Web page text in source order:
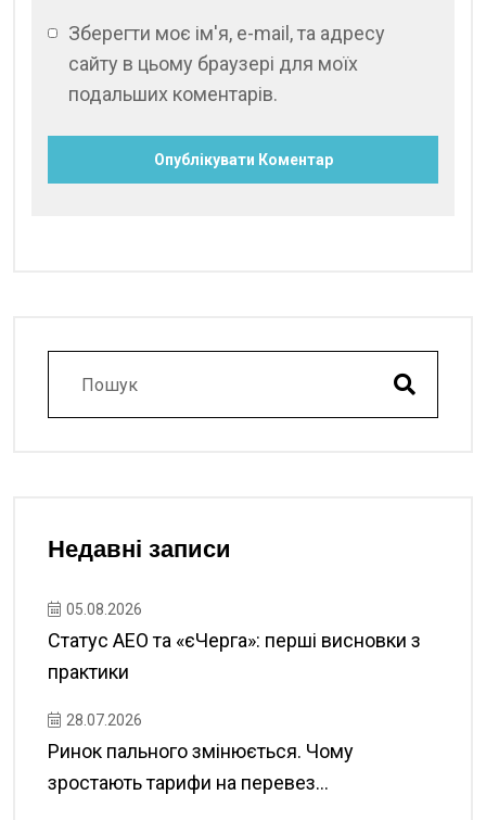
Зберегти моє ім'я, e-mail, та адресу
сайту в цьому браузері для моїх
подальших коментарів.
Недавні записи
05.08.2026
Статус АЕО та «єЧерга»: перші висновки з
практики
28.07.2026
Ринок пального змінюється. Чому
зростають тарифи на перевез...